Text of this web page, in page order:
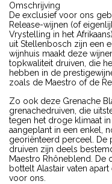
Omschrijving
De exclusief voor ons
Release-wijnen (of
Vrystelling in het
uit Stellenbosch zijn een
wijnhuis maakt deze
topkwaliteit druiven, die
hebben in de
zoals de Maestro of de
Zo ook deze Grenache
grenachedruiven, die
tegen het droge klimaat
aangeplant in een enkel,
georiënteerd perceel. De
druiven zijn deels
Maestro Rhôneblend. De
bottelt Alastair vaten
voor ons.